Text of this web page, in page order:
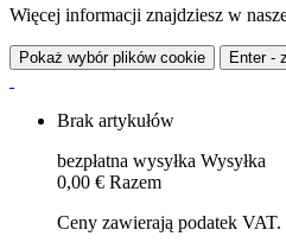
Więcej informacji znajdziesz w
Pokaż wybór plików cookie Enter -
Brak artykułów
bezpłatna wysyłka Wysyłka
0,00 € Razem
Ceny zawierają podatek VAT.